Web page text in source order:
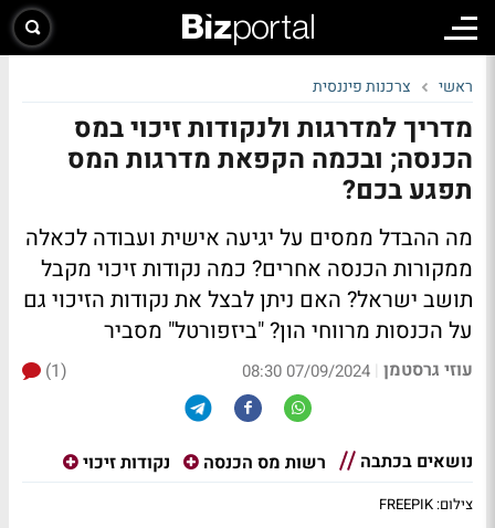
ראשי צרכנות פיננסית
מדריך למדרגות ולנקודות זיכוי במס
הכנסה; ובכמה הקפאת מדרגות המס
תפגע בכם?
מה ההבדל ממסים על יגיעה אישית ועבודה לכאלה
ממקורות הכנסה אחרים? כמה נקודות זיכוי מקבל
תושב ישראל? האם ניתן לבצל את נקודות הזיכוי גם
על הכנסות מרווחי הון? "ביזפורטל" מסביר
עוזי גרסטמן |
07/09/2024 08:30
(1)
נושאים בכתבה רשות מס הכנסה נקודות זיכוי
צילום: FREEPIK